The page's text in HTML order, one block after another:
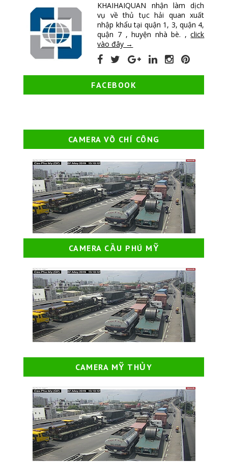
KHAIHAIQUAN nhận làm dịch
vụ về thủ tục hải quan xuất
nhập khẩu tại quận 1, 3, quận 4,
quận 7 , huyện nhà bè. ,click
vào đây →
FACEBOOK
CAMERA VÕ CHÍ CÔNG
CAMERA CẦU PHÚ MỸ
CAMERA MỸ THỦY